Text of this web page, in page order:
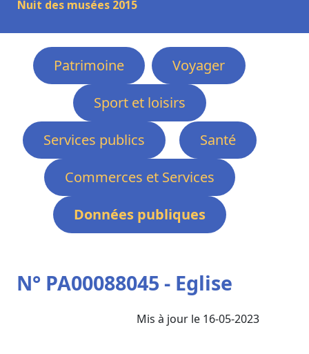
Nuit des musées 2015
Patrimoine
Voyager
Sport et loisirs
Services publics
Santé
Commerces et Services
Données publiques
N° PA00088045 - Eglise
Mis à jour le 16-05-2023